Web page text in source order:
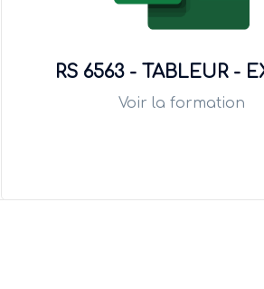
RS 6563 - TABLEUR -
Voir la formation